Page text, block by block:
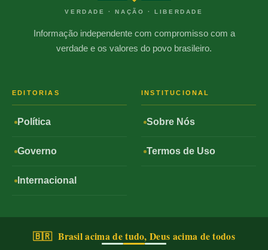
VERDADE · NAÇÃO · LIBERDADE
Informação independente com compromisso com a
verdade e os valores do povo brasileiro.
EDITORIAS
Política
Governo
Internacional
INSTITUCIONAL
Sobre Nós
Termos de Uso
🇧🇷 Brasil acima de tudo, Deus acima de todos